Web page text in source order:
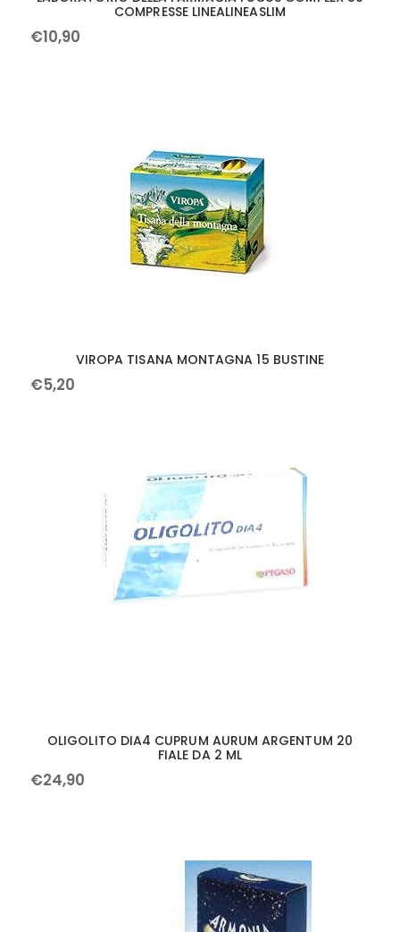
COMPRESSE LINEALINEASLIM
€10,90
VIROPA TISANA MONTAGNA 15 BUSTINE
€5,20
OLIGOLITO DIA4 CUPRUM AURUM ARGENTUM 20
FIALE DA 2 ML
€24,90